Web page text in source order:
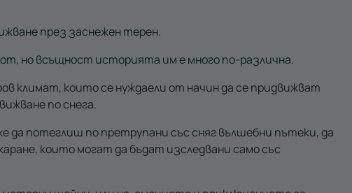
през заснежен терен.
но всъщност историята им е много по-различна.
климат, които се нуждаели от начин да се придвижват
по снега.
да потеглиш по претрупани със сняг вълшебни пътеки, да
които могат да бъдат изследвани само със